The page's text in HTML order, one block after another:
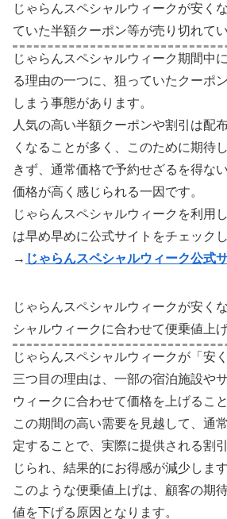
じゃらんスペシャルウィークが安く
ていた半額クーポン等が売り切れて
じゃらんスペシャルウィーク期間中
る理由の一つに、狙っていたクーポ
しまう事態があります。
人気の高い半額クーポンや割引は配
くなることが多く、このために期待
きず、通常価格で予約せざるを得な
価格が高く感じられる一因です。
じゃらんスペシャルウィークを利用
は早め早めに公式サイトをチェック
→ じゃらんスペシャルウィーク公式
じゃらんスペシャルウィークが安く
シャルウィークに合わせて便乗値上
じゃらんスペシャルウィークが「安
三つ目の理由は、一部の宿泊施設や
ウィークに合わせて価格を上げること
この期間の高い需要を見越して、通
定することで、実際に提供される割
じられ、結果的にお得感が減少します
このような便乗値上げは、顧客の期
値を下げる原因となります。